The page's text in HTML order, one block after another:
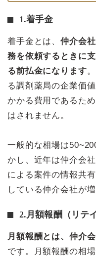
1.着手金
着手金とは、仲介会
務を依頼するときに
る前払金になります
る調剤薬局の企業価
かかる費用であるた
はされません。
一般的な相場は
かし、近年は仲介会
による案件の情報共
している仲介会社が
2.月額報酬（リテ
月額報酬とは、仲介
です。月額報酬の相